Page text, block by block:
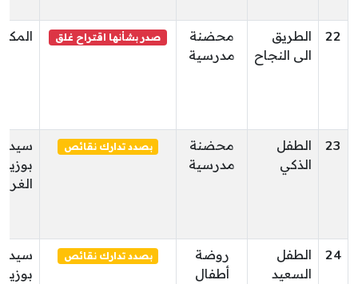
22
الطريق
الى النجاح
محضنة
مدرسية
صدر بشأنها اقتراح غلق
23
الطفل
الذكي
محضنة
مدرسية
بصدد تدارك نقائص
بوزيد
24
الطفل
السعيد
روضة
أطفال
بصدد تدارك نقائص
بوزيد